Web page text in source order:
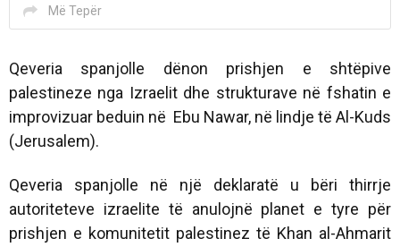
Më Tepër
Qeveria spanjolle dënon prishjen e shtëpive
palestineze nga Izraelit dhe strukturave në fshatin e
improvizuar beduin në Ebu Nawar, në lindje të Al-Kuds
(Jerusalem).
Qeveria spanjolle në një deklaratë u bëri thirrje
autoriteteve izraelite të anulojnë planet e tyre për
prishjen e komunitetit palestinez të Khan al-Ahmarit